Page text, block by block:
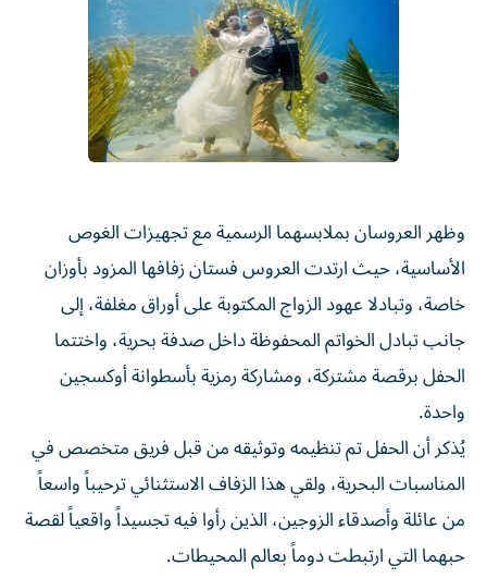
وظهر العروسان بملابسهما الرسمية مع تجهيزات الغوص
الأساسية، حيث ارتدت العروس فستان زفافها المزود بأوزان
خاصة، وتبادلا عهود الزواج المكتوبة على أوراق مغلفة، إلى
جانب تبادل الخواتم المحفوظة داخل صدفة بحرية، واختتما
الحفل برقصة مشتركة، ومشاركة رمزية بأسطوانة أوكسجين
واحدة.
يُذكر أن الحفل تم تنظيمه وتوثيقه من قبل فريق متخصص في
المناسبات البحرية، ولقي هذا الزفاف الاستثنائي ترحيباً واسعاً
من عائلة وأصدقاء الزوجين، الذين رأوا فيه تجسيداً واقعياً لقصة
حبهما التي ارتبطت دوماً بعالم المحيطات.